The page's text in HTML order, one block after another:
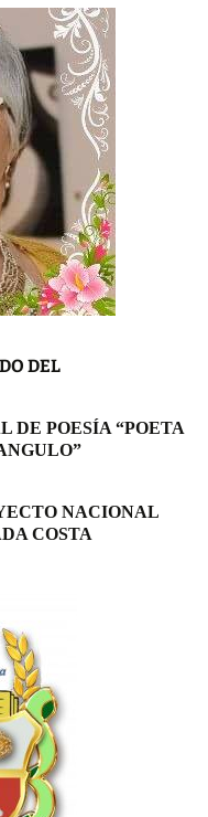
DEL
DE POESÍA “POETA
NACIONAL
COSTA